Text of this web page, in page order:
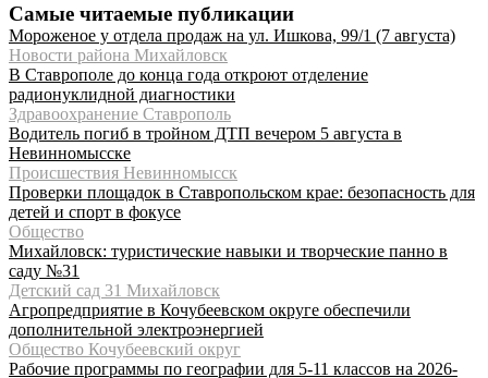
Самые читаемые публикации
Мороженое у отдела продаж на ул. Ишкова, 99/1 (7 августа)
Новости района Михайловск
В Ставрополе до конца года откроют отделение
радионуклидной диагностики
Здравоохранение Ставрополь
Водитель погиб в тройном ДТП вечером 5 августа в
Невинномысске
Происшествия Невинномысск
Проверки площадок в Ставропольском крае: безопасность для
детей и спорт в фокусе
Общество
Михайловск: туристические навыки и творческие панно в
саду №31
Детский сад 31 Михайловск
Агропредприятие в Кочубеевском округе обеспечили
дополнительной электроэнергией
Общество Кочубеевский округ
Рабочие программы по географии для 5-11 классов на 2026-